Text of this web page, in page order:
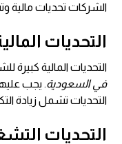
الشركات تحديات مالية
التحديات
التحديات المالية كبيرة
في السعودية. يجب
التحديات تشمل زيادة
التحديات